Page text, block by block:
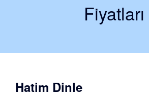
Fiyatları
Hatim Dinle